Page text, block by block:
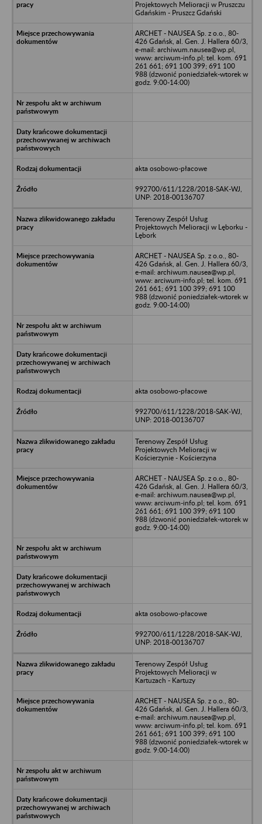
Projektowych Melioracji w Pruszczu
Gdańskim - Pruszcz Gdański
ARCHET - NAUSEA Sp. z o.o., 80-
426 Gdańsk, al. Gen. J. Hallera 60/3,
e-mail: archiwum.nausea@wp.pl,
www: arciwum-info.pl; tel. kom. 691
261 661; 691 100 399; 691 100
988 (dzwonić poniedziałek-wtorek w
godz. 9:00-14:00)
akta osobowo-płacowe
992700/611/1228/2018-SAK-WJ,
UNP: 2018-00136707
Terenowy Zespół Usług
Projektowych Melioracji w Lęborku -
Lębork
ARCHET - NAUSEA Sp. z o.o., 80-
426 Gdańsk, al. Gen. J. Hallera 60/3,
e-mail: archiwum.nausea@wp.pl,
www: arciwum-info.pl; tel. kom. 691
261 661; 691 100 399; 691 100
988 (dzwonić poniedziałek-wtorek w
godz. 9:00-14:00)
akta osobowo-płacowe
992700/611/1228/2018-SAK-WJ,
UNP: 2018-00136707
Terenowy Zespół Usług
Projektowych Melioracji w
Kościerzynie - Kościerzyna
ARCHET - NAUSEA Sp. z o.o., 80-
426 Gdańsk, al. Gen. J. Hallera 60/3,
e-mail: archiwum.nausea@wp.pl,
www: arciwum-info.pl; tel. kom. 691
261 661; 691 100 399; 691 100
988 (dzwonić poniedziałek-wtorek w
godz. 9:00-14:00)
akta osobowo-płacowe
992700/611/1228/2018-SAK-WJ,
UNP: 2018-00136707
Terenowy Zespół Usług
Projektowych Melioracji w
Kartuzach - Kartuzy
ARCHET - NAUSEA Sp. z o.o., 80-
426 Gdańsk, al. Gen. J. Hallera 60/3,
e-mail: archiwum.nausea@wp.pl,
www: arciwum-info.pl; tel. kom. 691
261 661; 691 100 399; 691 100
988 (dzwonić poniedziałek-wtorek w
godz. 9:00-14:00)